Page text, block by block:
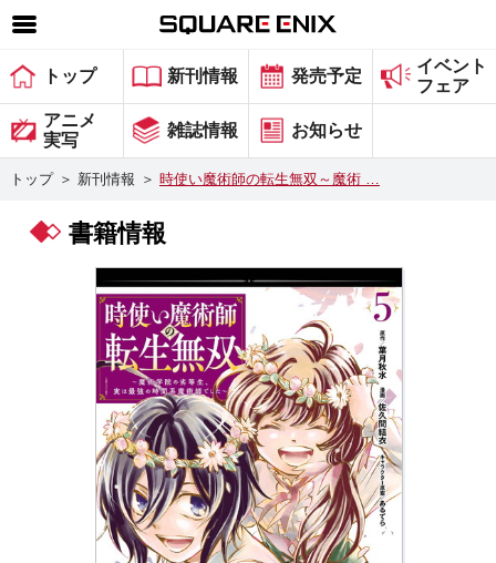
SQUARE ENIX 公式サイトメニュー
ゲーム
マガジン＆ブックス
グッズ
会社情報 採用情報
スクウェア・エニックス サイト内検索
トップ 新刊情報 発売予定
イベント
フェア
アニメ
実写
雑誌情報 お知らせ
トップ ＞ 新刊情報 ＞ 時使い魔術師の転生無双～魔術 …
書籍情報